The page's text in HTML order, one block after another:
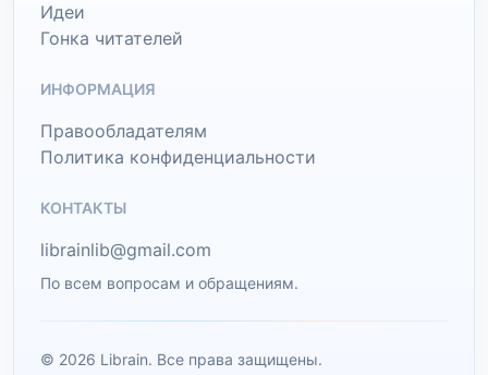
Идеи
Гонка читателей
ИНФОРМАЦИЯ
Правообладателям
Политика конфиденциальности
КОНТАКТЫ
librainlib@gmail.com
По всем вопросам и обращениям.
© 2026 Librain. Все права защищены.